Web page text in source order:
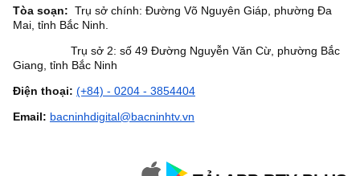
Tòa soạn: Trụ sở chính: Đường Võ Nguyên Giáp, phường Đa
Mai, tỉnh Bắc Ninh.
Trụ sở 2: số 49 Đường Nguyễn Văn Cừ, phường Bắc
Giang, tỉnh Bắc Ninh
Điện thoại: (+84) - 0204 - 3854404
Email: bacninhdigital@bacninhtv.vn